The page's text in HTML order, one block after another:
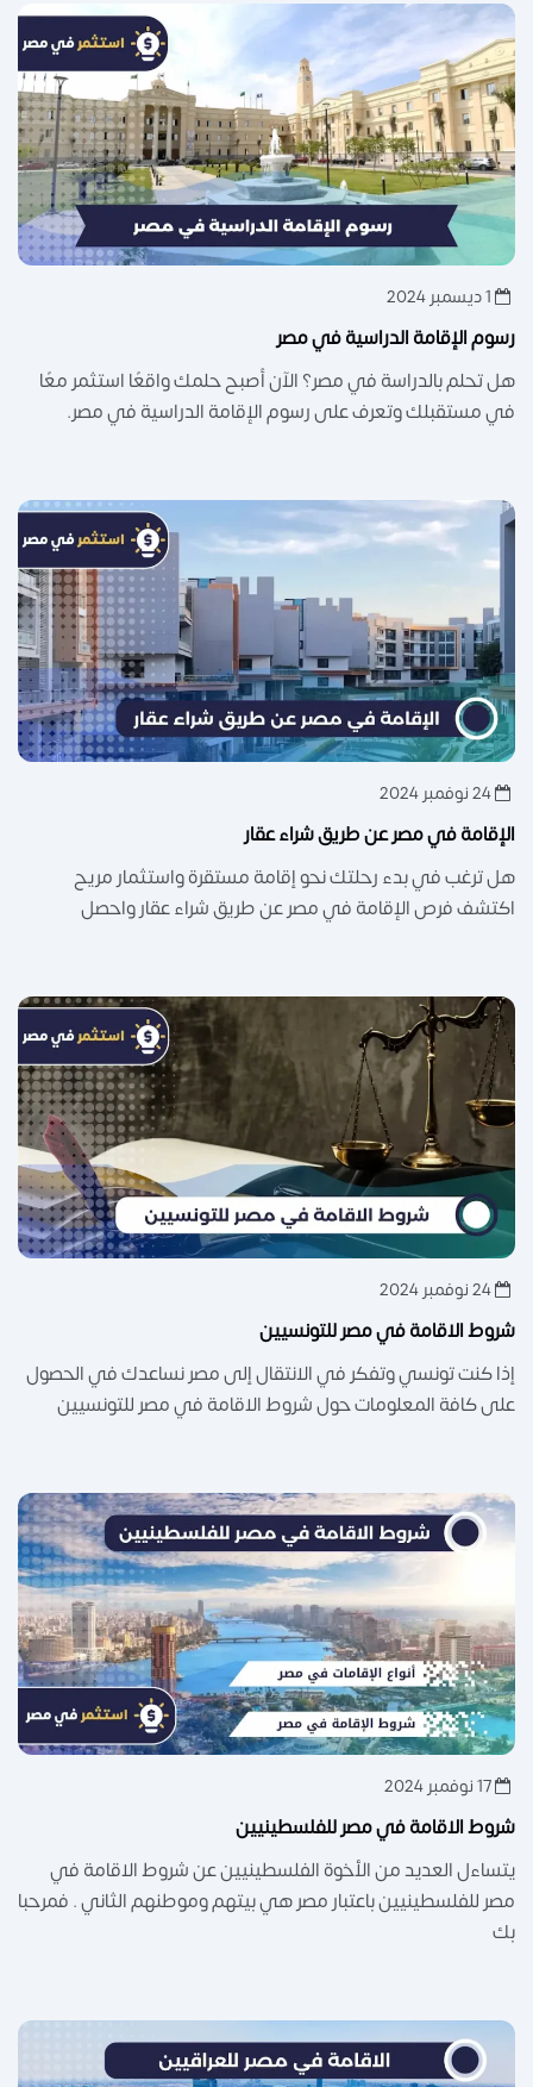
1 ديسمبر 2024
رسوم الإقامة الدراسية في مصر
هل تحلم بالدراسة في مصر؟ الآن أصبح حلمك واقعًا استثمر معًا
في مستقبلك وتعرف على رسوم الإقامة الدراسية في مصر.
24 نوفمبر 2024
الإقامة في مصر عن طريق شراء عقار
هل ترغب في بدء رحلتك نحو إقامة مستقرة واستثمار مريح
اكتشف فرص الإقامة في مصر عن طريق شراء عقار واحصل
24 نوفمبر 2024
شروط الاقامة في مصر للتونسيين
إذا كنت تونسي وتفكر في الانتقال إلى مصر نساعدك في الحصول
على كافة المعلومات حول شروط الاقامة في مصر للتونسيين
17 نوفمبر 2024
شروط الاقامة في مصر للفلسطينيين
يتساءل العديد من الأخوة الفلسطينيين عن شروط الاقامة في
مصر للفلسطينيين باعتبار مصر هي بيتهم وموطنهم الثاني . فمرحبا
بك